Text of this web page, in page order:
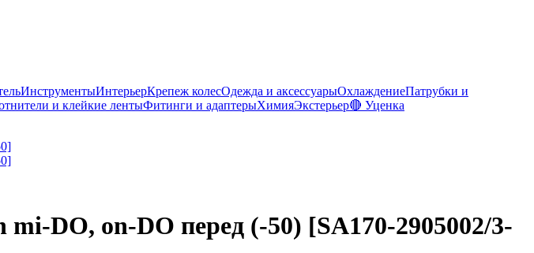
ИнструментыИнтерьерКрепеж колесОдежда и аксессуарыОхлаждениеПатрубки и
и клейкие лентыФитинги и адаптерыХимияЭкстерьер🔴 Уценка
DO, on-DO перед (-50) [SA170-2905002/3-